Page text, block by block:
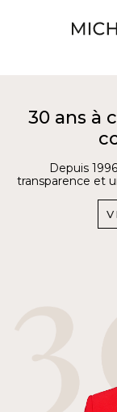
30 ans à
Depuis
transparence et